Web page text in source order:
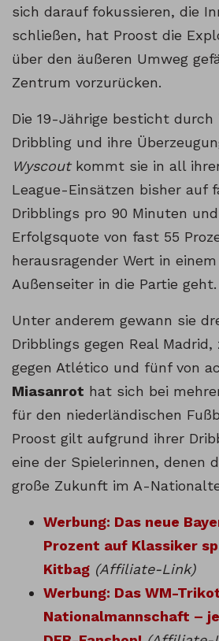
sich darauf fokussieren, die
schließen, hat Proost die
über den äußeren Umweg
Zentrum vorzurücken.
Die 19-Jährige besticht durch
Dribbling und ihre
Wyscoutkommt sie in all
League-Einsätzen bisher auf
Dribblings pro 90 Minuten
Erfolgsquote von fast 55
herausragender Wert in
Außenseiter in die Partie geht.
Unter anderem gewann sie
Dribblings gegen Real Madrid,
gegen Atlético und fünf von
Miasanrot hat sich bei
für den niederländischen
Proost gilt aufgrund ihrer
eine der Spielerinnen, denen
große Zukunft im A-
Werbung: Das neue
Prozent auf Klassiker
Kitbag (Affiliate-Link)
Werbung: Das WM-
Nationalmannschaft –